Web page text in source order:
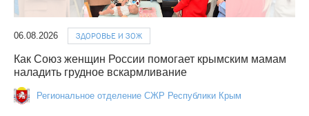
06.08.2026 ЗДОРОВЬЕ И ЗОЖ
Как Союз женщин России помогает крымским мамам
наладить грудное вскармливание
Региональное отделение СЖР Республики Крым